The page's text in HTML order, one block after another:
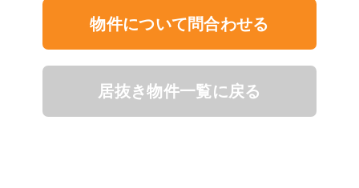
物件について問合わせる
居抜き物件一覧に戻る